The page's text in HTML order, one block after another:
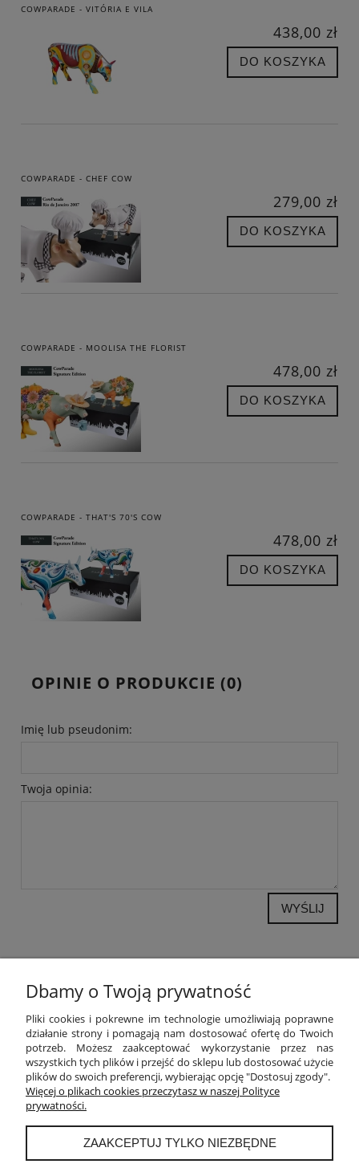
COWPARADE - VITÓRIA E VILA
438,00 zł
DO KOSZYKA
COWPARADE - CHEF COW
279,00 zł
DO KOSZYKA
COWPARADE - MOOLISA THE FLORIST
478,00 zł
DO KOSZYKA
COWPARADE - THAT'S 70'S COW
478,00 zł
DO KOSZYKA
OPINIE O PRODUKCIE (0)
Imię lub pseudonim:
Twoja opinia:
WYŚLIJ
POMOC
MOJE KONTO
PŁATNOŚCI I DOSTAWA
INFORMACJE
Dbamy o Twoją prywatność
Pliki cookies i pokrewne im technologie umożliwiają poprawne
działanie strony i pomagają nam dostosować ofertę do Twoich
potrzeb. Możesz zaakceptować wykorzystanie przez nas
wszystkich tych plików i przejść do sklepu lub dostosować użycie
plików do swoich preferencji, wybierając opcję "Dostosuj zgody".
Więcej o plikach cookies przeczytasz w naszej Polityce
prywatności.
ZAAKCEPTUJ TYLKO NIEZBĘDNE